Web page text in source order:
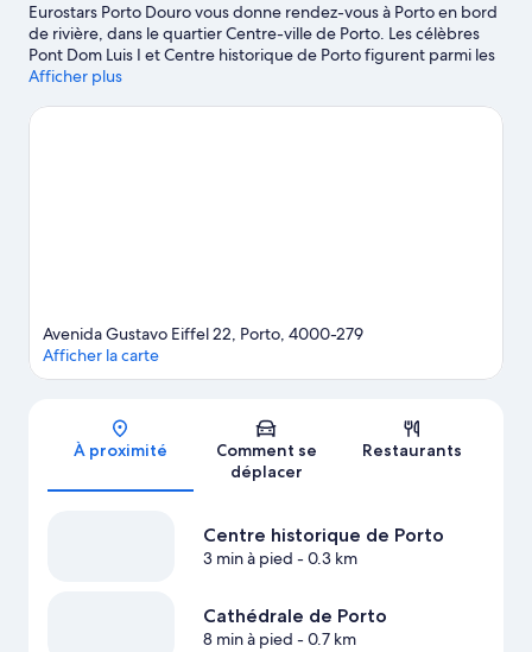
Eurostars Porto Douro vous donne rendez-vous à Porto en bord
de rivière, dans le quartier Centre-ville de Porto. Les célèbres
Pont Dom Luis I et Centre historique de Porto figurent parmi les
immanquables, tandis que l'emblématique Plage de Matosinhos
vivre un moment unique lors de votre séjour ? Consultez l'affiche
Afficher plus
Carte
Avenida Gustavo Eiffel 22, Porto, 4000-279
Afficher la carte
À proximité
Comment se
déplacer
Restaurants
Centre historique de Porto
3 min à pied - 0.3 km
Cathédrale de Porto
8 min à pied - 0.7 km